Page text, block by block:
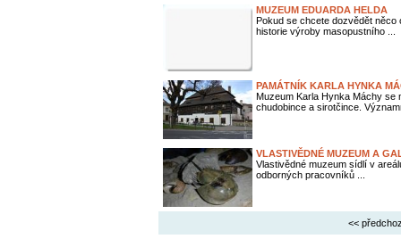
MUZEUM EDUARDA HELDA
Pokud se chcete dozvědět
historie výroby masopustního ...
PAMÁTNÍK KARLA HYNKA
Muzeum Karla Hynka Máchy se
chudobince a sirotčince.
VLASTIVĚDNÉ MUZEUM A
Vlastivědné muzeum sídlí v
odborných pracovníků ...
<<